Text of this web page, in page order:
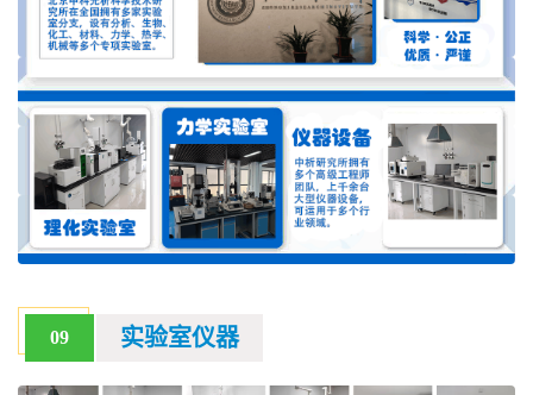
09 实验室仪器